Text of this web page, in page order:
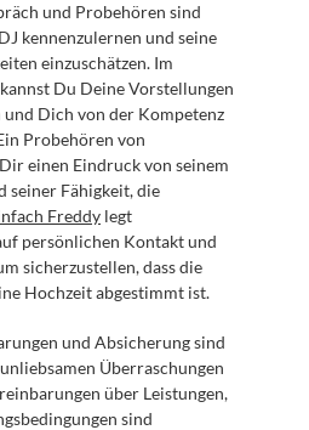
und Probehören sind
kennenzulernen und seine
einzuschätzen. Im
Du Deine Vorstellungen
Dich von der Kompetenz
Probehören von
einen Eindruck von seinem
seiner Fähigkeit, die
Freddy legt
persönlichen Kontakt und
sicherzustellen, dass die
Hochzeit abgestimmt ist.
und Absicherung sind
Überraschungen
über Leistungen,
sind